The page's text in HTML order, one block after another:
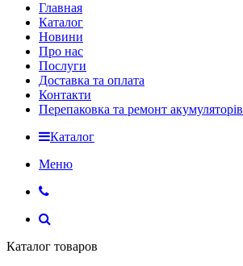
Главная
Каталог
Новини
Про нас
Послуги
Доставка та оплата
Контакти
Перепаковка та ремонт акумуляторів
Каталог
Меню
Каталог товаров